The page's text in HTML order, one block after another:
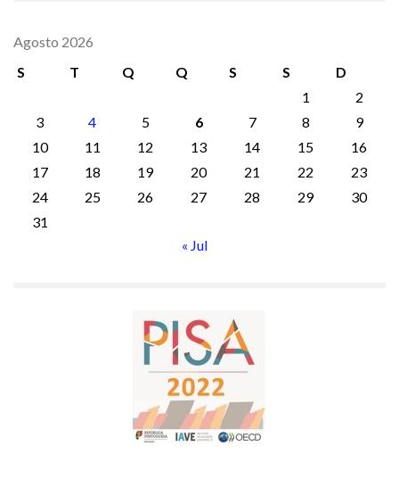
Agosto 2026
S
T Q Q S S
D
1
2
3
4 5 6 7 8
9
10
11 12 13 14 15
16
17
18 19 20 21 22
23
24
25 26 27 28 29
30
31
« Jul